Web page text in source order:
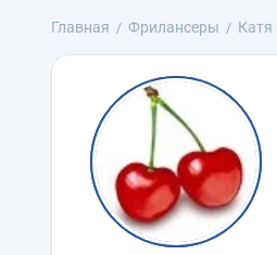
Главная Фрилансеры Катя